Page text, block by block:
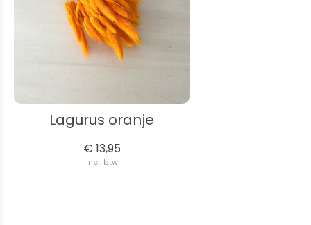
Lagurus oranje
€ 13,95
Incl. btw